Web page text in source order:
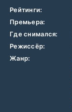
Рейтинги:
Премьера:
Где снимался:
Режиссёр:
Жанр: